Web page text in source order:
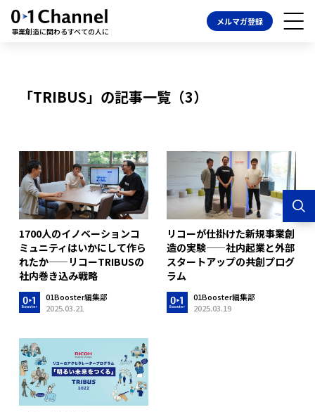
事業創造に関わるすべての人に
メルマガ登録
「TRIBUS」の記事一覧（3）
1700人のイノベーションコ
ミュニティはいかにして作ら
れたか——リコーTRIBUSの
社内巻き込み戦略
01Booster編集部
2025.03.21
リコーが仕掛けた新規事業創
造の実験——社内起業と外部
スタートアップの共創プログ
ラム
01Booster編集部
2025.03.19